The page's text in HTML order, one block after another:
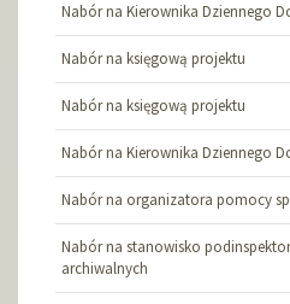
Nabór na Kierownika Dziennego
Nabór na księgową projektu
Nabór na księgową projektu
Nabór na Kierownika Dziennego
Nabór na organizatora pomocy
Nabór na stanowisko
archiwalnych